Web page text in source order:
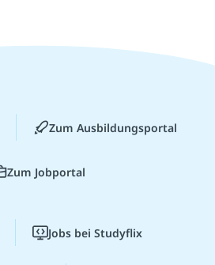
Zum Ausbildungsportal
Zum Jobportal
Jobs bei Studyflix